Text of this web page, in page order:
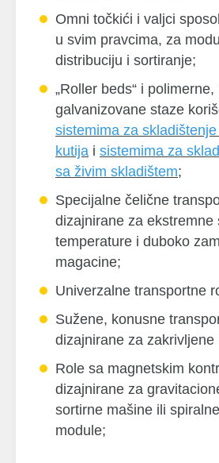
Omni točkići i valjci
u svim pravcima, za
distribuciju i sortiranje;
„Roller beds“ i
galvanizovane staze
sistemima za
kutija i sistemima za
sa živim skladištem;
Specijalne čelične
dizajnirane za ekstremne
temperature i duboko
magacine;
Univerzalne transportne
Sužene, konusne
dizajnirane za zakrivljene
Role sa magnetskim
dizajnirane za
sortirne mašine ili
module;